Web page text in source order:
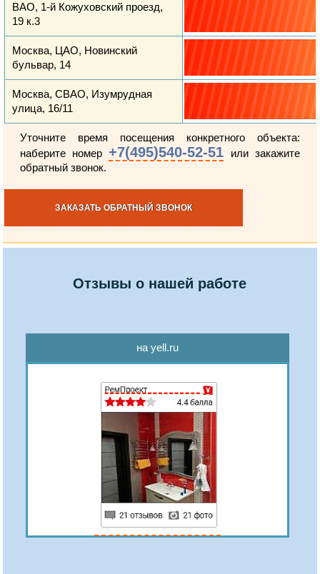
ВАО, 1-й Кожуховский проезд,
19 к.3
Москва, ЦАО, Новинский
бульвар, 14
Москва, СВАО, Изумрудная
улица, 16/11
Уточните время посещения конкретного объекта:
наберите номер+7(495)540-52-51 или закажите
обратный звонок.
ЗАКАЗАТЬ ОБРАТНЫЙ ЗВОНОК
Отзывы о нашей работе
на yell.ru